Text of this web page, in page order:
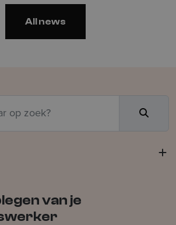
All news
van je